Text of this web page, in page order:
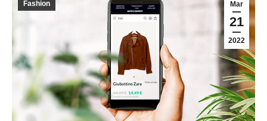
Mar
21
2022
Fashion